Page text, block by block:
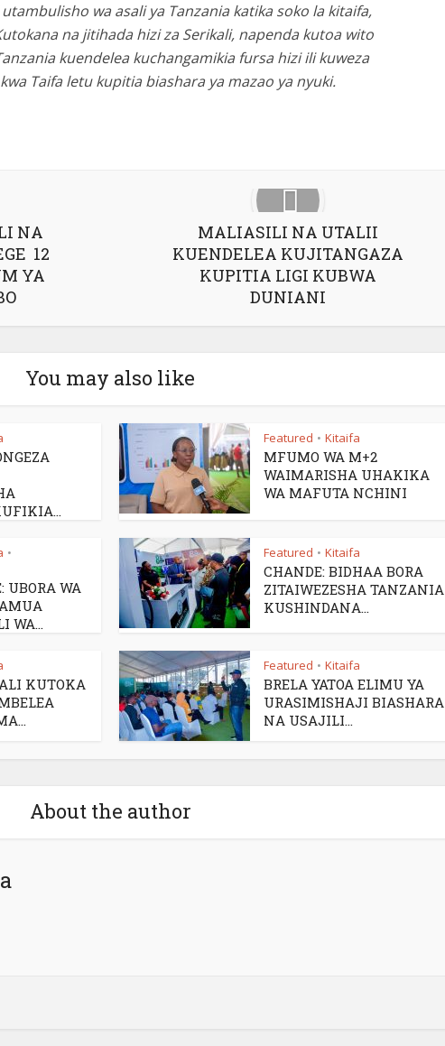
wa asali ya Tanzania katika soko la kitaifa,
na jitihada hizi za Serikali, napenda kutoa wito
kuendelea kuchangamikia fursa hizi ili kuweza
Taifa letu kupitia biashara ya mazao ya nyuki.
NA
12
YA
MALIASILI NA UTALII
KUENDELEA KUJITANGAZA
KUPITIA LIGI KUBWA
DUNIANI
You may also like
Featured • Kitaifa
MFUMO WA M+2
WAIMARISHA UHAKIKA
WA MAFUTA NCHINI
•
UBORA WA
WA...
Featured • Kitaifa
CHANDE: BIDHAA BORA
ZITAIWEZESHA TANZANIA
KUSHINDANA...
KUTOKA
Featured • Kitaifa
BRELA YATOA ELIMU YA
URASIMISHAJI BIASHARA
NA USAJILI...
About the author